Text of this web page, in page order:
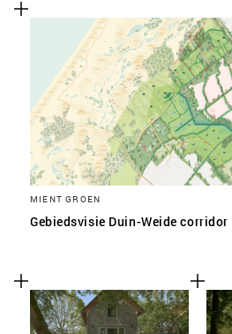
MIENT GROEN
Gebiedsvisie Duin-Weide corridor
SLA VOORKEUREN